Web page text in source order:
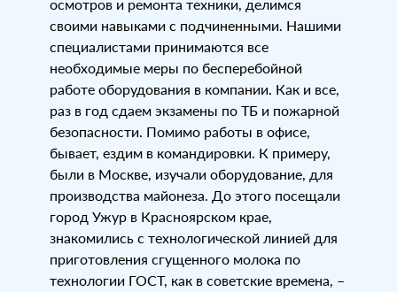
осмотров и ремонта техники, делимся
своими навыками с подчиненными. Нашими
специалистами принимаются все
необходимые меры по бесперебойной
работе оборудования в компании. Как и все,
раз в год сдаем экзамены по ТБ и пожарной
безопасности. Помимо работы в офисе,
бывает, ездим в командировки. К примеру,
были в Москве, изучали оборудование, для
производства майонеза. До этого посещали
город Ужур в Красноярском крае,
знакомились с технологической линией для
приготовления сгущенного молока по
технологии ГОСТ, как в советские времена, –